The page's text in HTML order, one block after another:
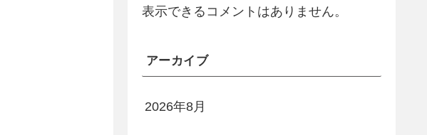
表示できるコメントはありません。
アーカイブ
2026年8月